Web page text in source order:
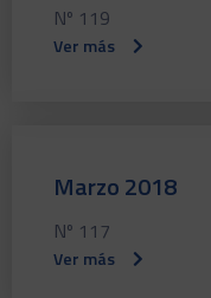
Nº 119
Ver más
Marzo 2018
Nº 117
Ver más